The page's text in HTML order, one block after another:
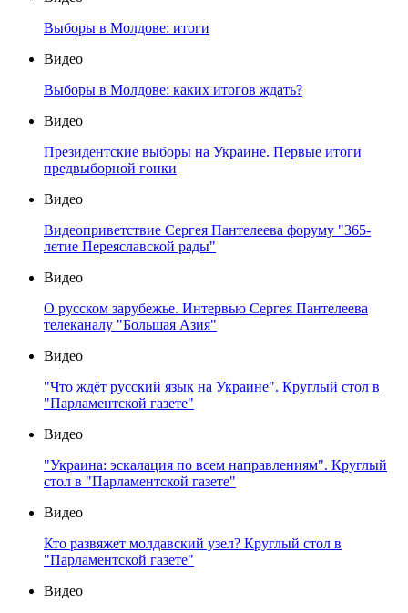
Выборы в Молдове: итоги
Видео
Выборы в Молдове: каких итогов ждать?
Видео
Президентские выборы на Украине. Первые итоги
предвыборной гонки
Видео
Видеоприветствие Сергея Пантелеева форуму "365-
летие Переяславской рады"
Видео
О русском зарубежье. Интервью Сергея Пантелеева
телеканалу "Большая Азия"
Видео
"Что ждёт русский язык на Украине". Круглый стол в
"Парламентской газете"
Видео
"Украина: эскалация по всем направлениям". Круглый
стол в "Парламентской газете"
Видео
Кто развяжет молдавский узел? Круглый стол в
"Парламентской газете"
Видео